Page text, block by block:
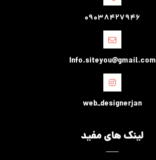
09038427946
Info.siteyou@gmail.com
web_designerjan
لینک های مفید